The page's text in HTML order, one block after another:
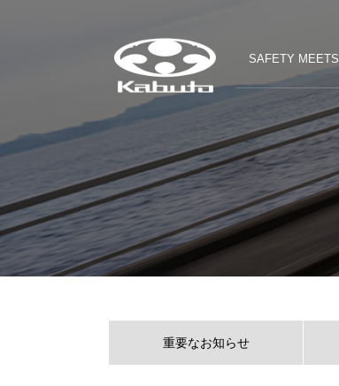
SAFETY
重要なお知らせ